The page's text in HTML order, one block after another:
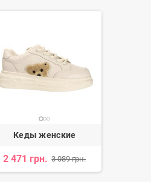
Кеды женские
2 471 грн. 3 089 грн.